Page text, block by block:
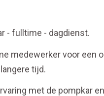
- fulltime - dagdienst.
medewerker voor een
tijd.
met de pompkar